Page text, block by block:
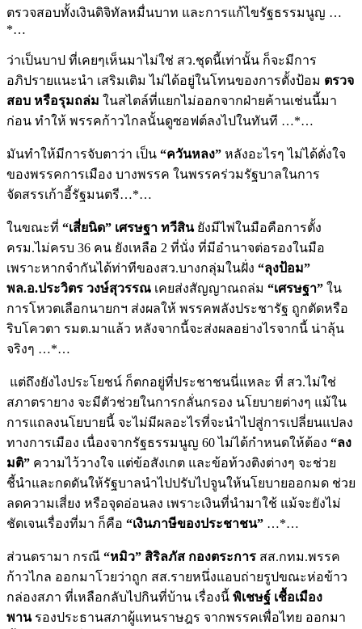
ตรวจสอบทั้งเงินดิจิทัลหมื่นบาท และการแก้ไขรัฐธรรมนูญ …
*…
ว่าเป็นบาป ที่เคยๆเห็นมาไม่ใช่ สว.ชุดนี้เท่านั้น ก็จะมีการ
อภิปรายแนะนำ เสริมเติม ไม่ได้อยู่ในโทนของการตั้งป้อม ตรวจ
สอบ หรือรุมถล่ม ในสไตล์ที่แยกไม่ออกจากฝ่ายค้านเช่นนี้มา
ก่อน ทำให้ พรรคก้าวไกลนั้นดูซอฟต์ลงไปในทันที …*…
มันทำให้มีการจับตาว่า เป็น “ควันหลง” หลังอะไรๆ ไม่ได้ดั่งใจ
ของพรรคการเมือง บางพรรค ในพรรคร่วมรัฐบาลในการ
จัดสรรเก้าอี้รัฐมนตรี…*…
ในขณะที่ “เสี่ยนิด” เศรษฐา ทวีสินยังมีไพ่ในมือคือการตั้ง
ครม.ไม่ครบ 36 คน ยังเหลือ 2 ที่นั่ง ที่มีอำนาจต่อรองในมือ
เพราะหากจำกันได้ท่าทีของสว.บางกลุ่มในฝั่ง “ลุงป้อม”
พล.อ.ประวิตร วงษ์สุวรรณ เคยส่งสัญญาณถล่ม “เศรษฐา” ใน
การโหวตเลือกนายกฯ ส่งผลให้ พรรคพลังประชารัฐ ถูกตัดหรือ
ริบโควตา รมต.มาแล้ว หลังจากนี้จะส่งผลอย่างไรจากนี้ น่าลุ้น
จริงๆ …*…
แต่ถึงยังไงประโยชน์ ก็ตกอยู่ที่ประชาชนนี่แหละ ที่ สว.ไม่ใช่
สภาตรายาง จะมีตัวช่วยในการกลั่นกรอง นโยบายต่างๆ แม้ใน
การแถลงนโยบายนี้ จะไม่มีผลอะไรที่จะนำไปสู่การเปลี่ยนแปลง
ทางการเมือง เนื่องจากรัฐธรรมนูญ 60 ไม่ได้กำหนดให้ต้อง “ลง
มติ” ความไว้วางใจ แต่ข้อสังเกต และข้อท้วงติงต่างๆ จะช่วย
ชี้นำและกดดันให้รัฐบาลนำไปปรับไปจูนให้นโยบายออกมด ช่วย
ลดความเสี่ยง หรือจุดอ่อนลง เพราะเงินที่นำมาใช้ แม้จะยังไม่
ชัดเจนเรื่องที่มา ก็คือ “เงินภาษีของประชาชน” …*…
ส่วนดรามา กรณี “หมิว” สิริลภัส กองตระการ สส.กทม.พรรค
ก้าวไกล ออกมาโวยว่าถูก สส.รายหนึ่งแอบถ่ายรูปขณะห่อข้าว
กล่องสภา ที่เหลือกลับไปกินที่บ้าน เรื่องนี้ พิเชษฐ์ เชื้อเมือง
พานรองประธานสภาผู้แทนราษฎร จากพรรคเพื่อไทย ออกมา